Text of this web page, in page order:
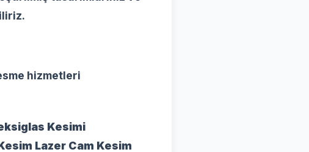
hizmetleri
Kesimi
Lazer Cam Kesim